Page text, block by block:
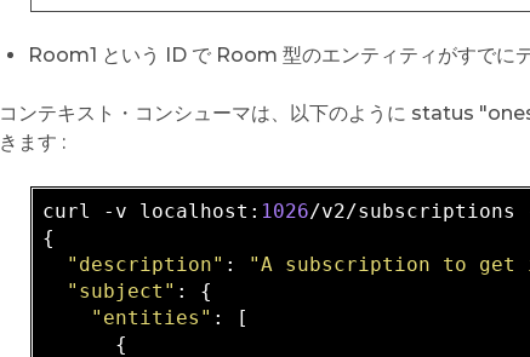
Room1 という ID で Room 型のエンティティがすでに
コンテキスト・コンシューマは、以下のように status
きます :
curl - v localhost : 1026/v2/subscriptions
{
"description" : "A subscription to get
"subject" : {
"entities" : [
      {